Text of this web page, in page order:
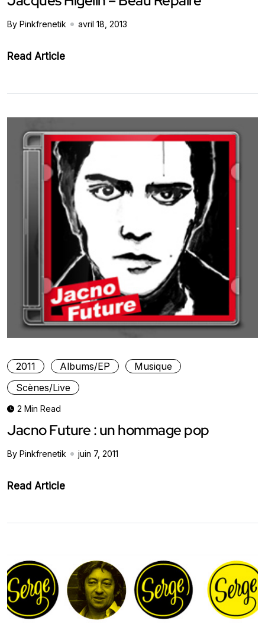
By Pinkfrenetik avril 18, 2013
Read Article
2011 Albums/EP
Musique
Scènes/Live
2 Min Read
Jacno Future : un hommage pop
By Pinkfrenetik juin 7, 2011
Read Article